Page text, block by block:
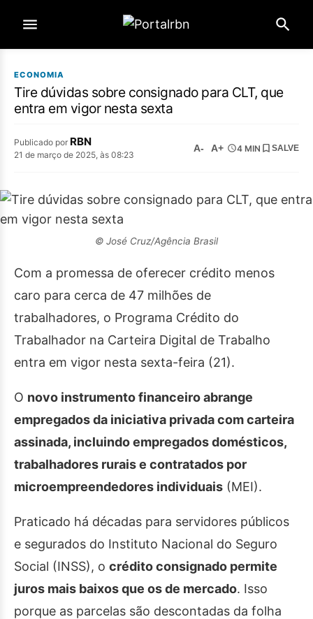
ECONOMIA
Tire dúvidas sobre consignado para CLT, que
entra em vigor nesta sexta
Publicado por RBN
21 de março de 2025, às 08:23
A- A+ 4 MIN SALVE
© José Cruz/Agência Brasil
Com a promessa de oferecer crédito menos
caro para cerca de 47 milhões de
trabalhadores, o Programa Crédito do
Trabalhador na Carteira Digital de Trabalho
entra em vigor nesta sexta-feira (21).
O novo instrumento financeiro abrange
empregados da iniciativa privada com carteira
assinada, incluindo empregados domésticos,
trabalhadores rurais e contratados por
microempreendedores individuais (MEI).
Praticado há décadas para servidores públicos
e segurados do Instituto Nacional do Seguro
Social (INSS), o crédito consignado permite
juros mais baixos que os de mercado. Isso
porque as parcelas são descontadas da folha